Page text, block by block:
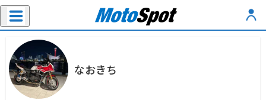
なおきち